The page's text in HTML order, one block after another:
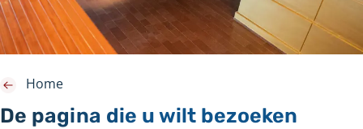
De pagina die u wilt bezoeken
Home